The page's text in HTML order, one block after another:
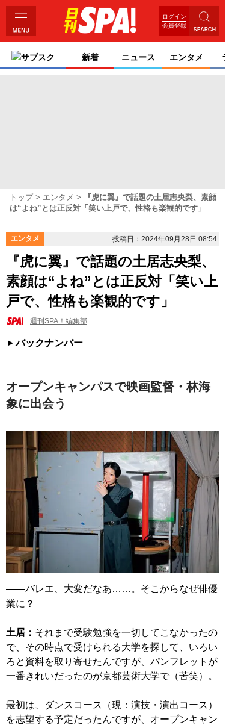
ログイン
会員登録
サブスク 新着 ニュース エンタメ ライ
トップ エンタメ
『虎に翼』で話題の土居志央梨、素顔
は“よね”とは正反対「笑い上戸で、性格も楽観的です」
エンタメ 投稿日：2024年09月28日 08:54
『虎に翼』で話題の土居志央梨、
素顔は“よね”とは正反対「笑い上
戸で、性格も楽観的です」
週刊SPA！編集部
バックナンバー
オープンキャンパスで映画監督・林海
象に出会う
――バレエ、大変だなあ……。そこからなぜ俳優
業に？
土居： それまで受験勉強を一切してこなかったの
で、その時点で受けられる大学を探して、いろい
ろと資料を取り寄せたんですが、パンフレットが
一番きれいだったのが京都芸術大学で（苦笑）。
最初は、ダンスコース（現：演技・演出コース）
を志望する予定だったんですが、オープンキャン